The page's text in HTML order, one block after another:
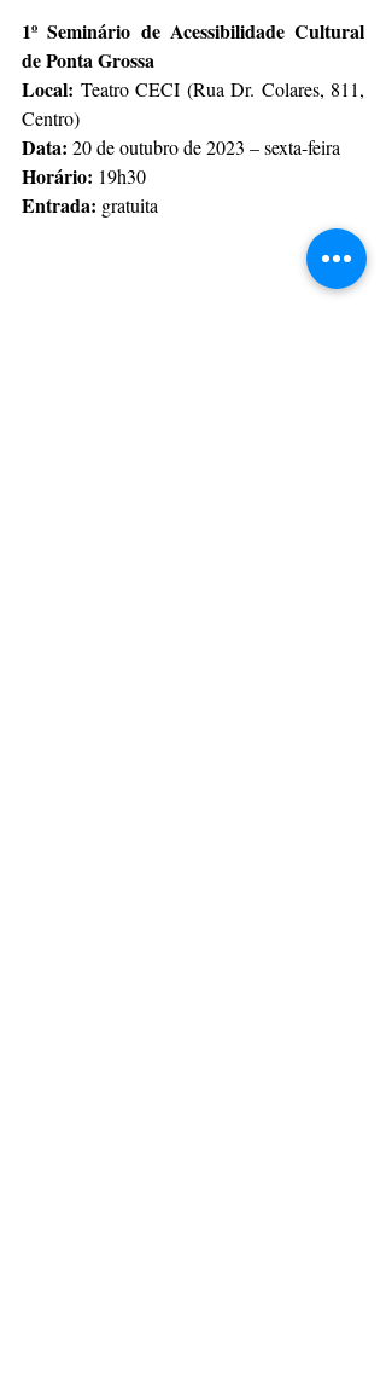
1º Seminário de Acessibilidade Cultural
de Ponta Grossa
Local: Teatro CECI (Rua Dr. Colares, 811,
Centro)
Data: 20 de outubro de 2023 – sexta-feira
Horário: 19h30
Entrada: gratuita